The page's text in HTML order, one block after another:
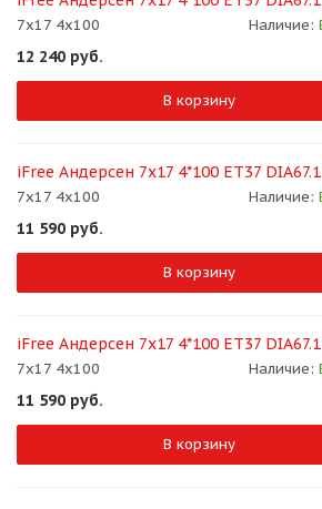
7x17 4x100 Наличие:
12 240 руб.
В корзину
iFree Андерсен 7x17 4*100 ET37
7x17 4x100 Наличие:
11 590 руб.
В корзину
iFree Андерсен 7x17 4*100 ET37
7x17 4x100 Наличие:
11 590 руб.
В корзину